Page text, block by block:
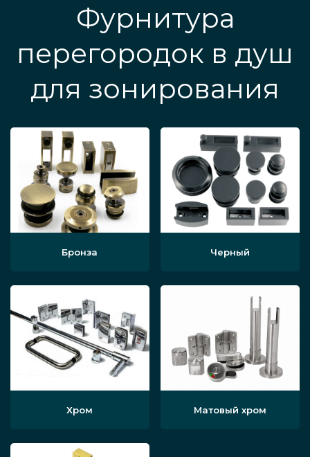
Фурнитура
перегородок в душ
для зонирования
Бронза Черный
Хром Матовый хром